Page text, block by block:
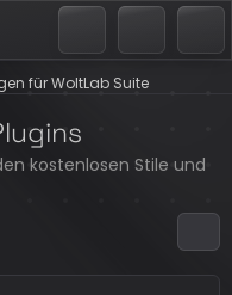
für WoltLab Suite
kostenlosen Stile und